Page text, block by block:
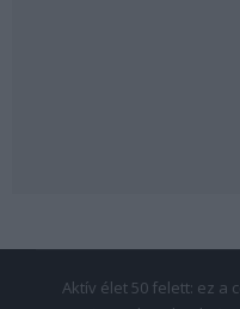
Aktív élet 50 felett: ez a